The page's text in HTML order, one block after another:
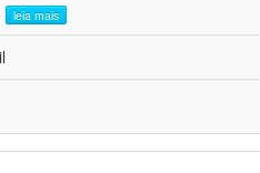
leia mais